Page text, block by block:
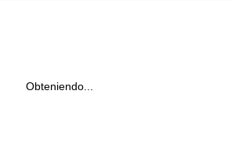
Obteniendo...